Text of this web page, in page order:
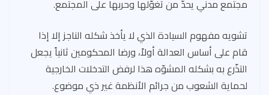
مجتمع مدني يحدّ من تغوّلها وحربها على المجتمع.
تشويه مفهوم السيادة الذي لا يأخذ شكله الناجز إلا إذا
قام على أساس العدالة أولاً، ورضا المحكومين ثانياً يجعل
التذّرع به بشكله المشوّه هذا لرفض التدخلات الخارجية
لحماية الشعوب من جرائم الأنظمة غير ذي موضوع.